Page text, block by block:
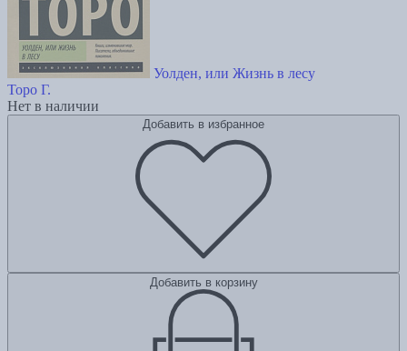
Уолден, или Жизнь в лесу
Торо Г.
Нет в наличии
Добавить в избранное
Добавить в корзину